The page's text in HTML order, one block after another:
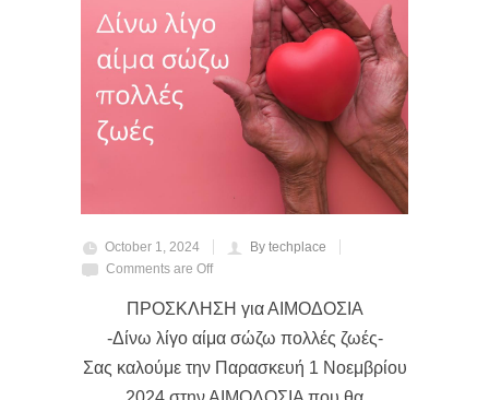
October 1, 2024
By techplace
Comments are Off
ΠΡΟΣΚΛΗΣΗ για ΑΙΜΟΔΟΣΙΑ
-Δίνω λίγο αίμα σώζω πολλές ζωές-
Σας καλούμε την Παρασκευή 1 Νοεμβρίου